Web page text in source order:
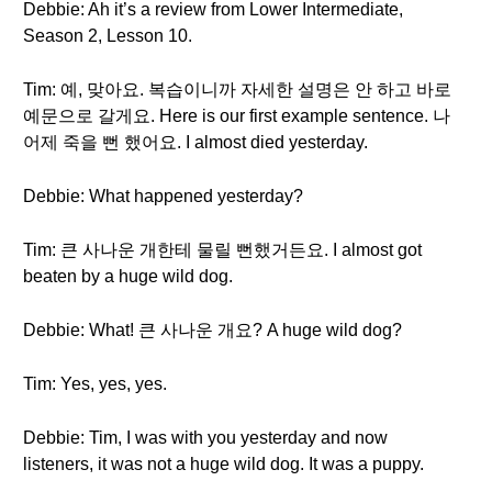
Debbie: Ah it’s a review from Lower Intermediate,
Season 2, Lesson 10.
Tim: 예, 맞아요. 복습이니까 자세한 설명은 안 하고 바로
예문으로 갈게요. Here is our first example sentence. 나
어제 죽을 뻔 했어요. I almost died yesterday.
Debbie: What happened yesterday?
Tim: 큰 사나운 개한테 물릴 뻔했거든요. I almost got
beaten by a huge wild dog.
Debbie: What! 큰 사나운 개요? A huge wild dog?
Tim: Yes, yes, yes.
Debbie: Tim, I was with you yesterday and now
listeners, it was not a huge wild dog. It was a puppy.